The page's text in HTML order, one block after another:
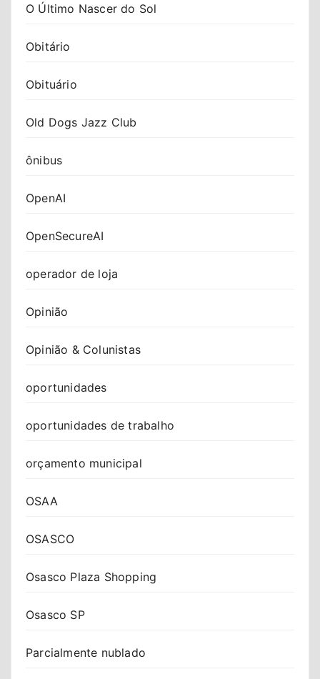
O Último Nascer do Sol
Obitário
Obituário
Old Dogs Jazz Club
ônibus
OpenAI
OpenSecureAI
operador de loja
Opinião
Opinião & Colunistas
oportunidades
oportunidades de trabalho
orçamento municipal
OSAA
OSASCO
Osasco Plaza Shopping
Osasco SP
Parcialmente nublado